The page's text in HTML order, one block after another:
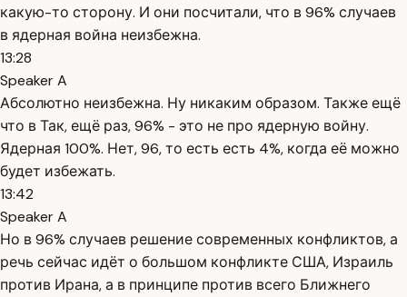
какую-то сторону. И они посчитали, что в 96% случаев
в ядерная война неизбежна.
13:28
Speaker A
Абсолютно неизбежна. Ну никаким образом. Также ещё
что в Так, ещё раз, 96% - это не про ядерную войну.
Ядерная 100%. Нет, 96, то есть есть 4%, когда её можно
будет избежать.
13:42
Speaker A
Но в 96% случаев решение современных конфликтов, а
речь сейчас идёт о большом конфликте США, Израиль
против Ирана, а в принципе против всего Ближнего